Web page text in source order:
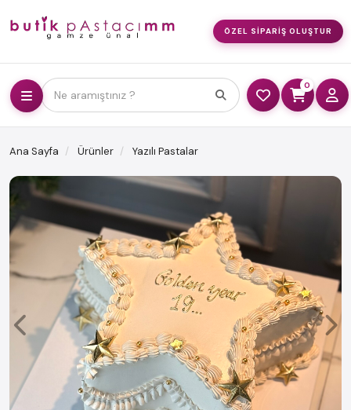
ÖZEL SIPARIŞ OLUŞTUR
Ne aramıştınız ?
0
Ana Sayfa Ürünler Yazılı Pastalar